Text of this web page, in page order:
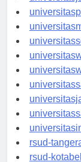
rsud-